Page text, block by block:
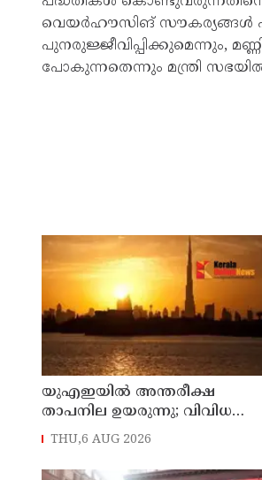
വെയർഹൗസിങ് സൗകര്യങ്ങൾ
പുനരുജ്ജീവിപ്പിക്കുമെന്നും,
പോകുന്നതെന്നും മന്ത്രി
യുഎഇയില്‍ അന്തരീക്ഷ
താപനില ഉയരുന്നു; വിവിധ
ഭാഗങ്ങളില്‍ 50 ഡിഗ്രിക്ക്
THU,6 AUG 2026